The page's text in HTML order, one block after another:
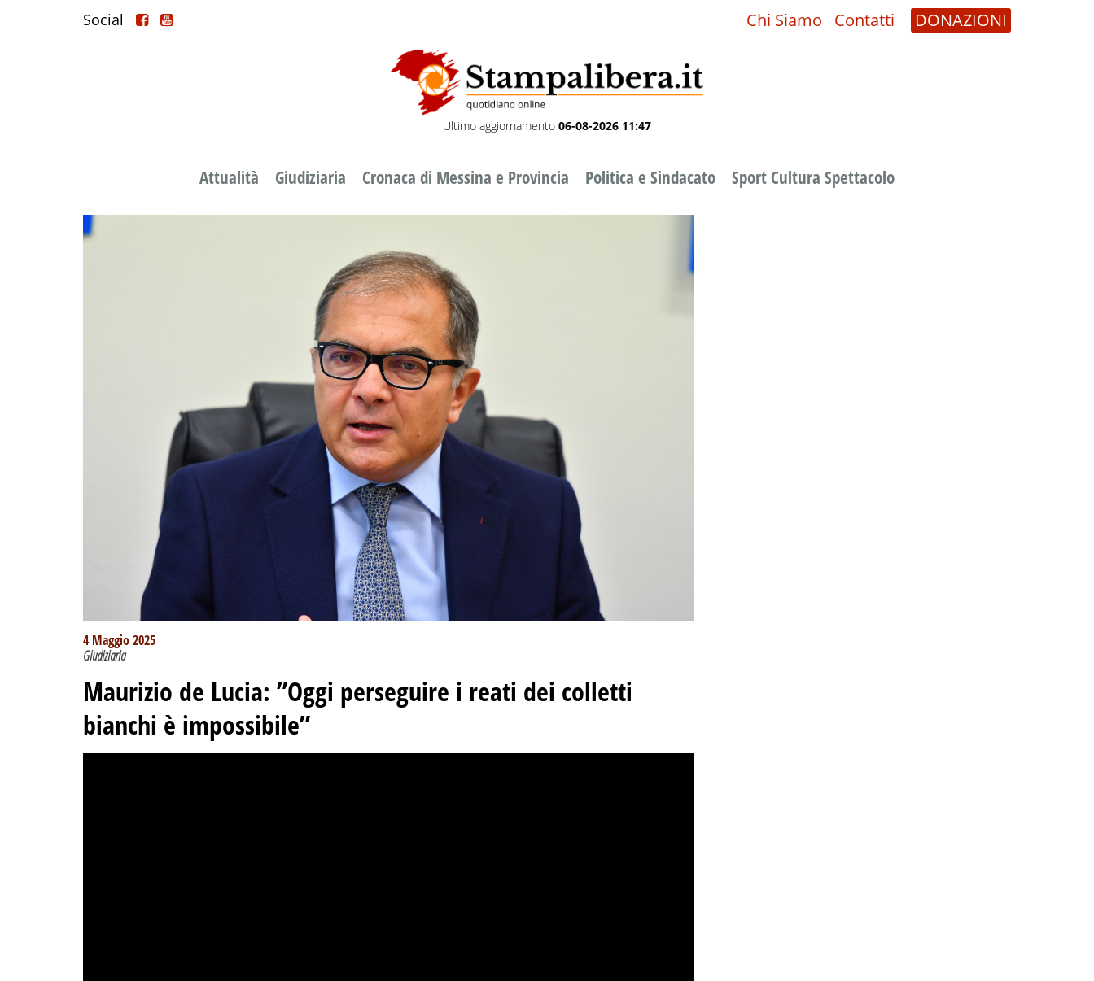
Social Chi Siamo Contatti DONAZIONI
Ultimo aggiornamento 06-08-2026 11:47
Attualità Giudiziaria Cronaca di Messina e Provincia Politica e Sindacato Sport Cultura Spettacolo
4 Maggio 2025
Giudiziaria
Maurizio de Lucia: ”Oggi perseguire i reati dei colletti
bianchi è impossibile”